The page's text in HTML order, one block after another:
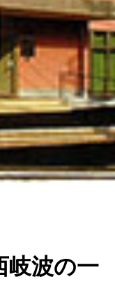
岐波の一